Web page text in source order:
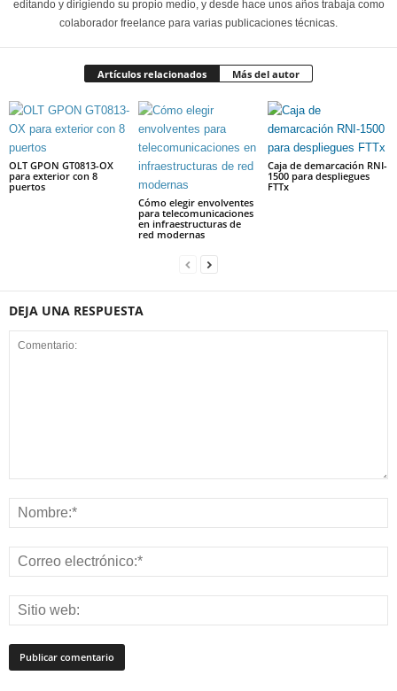
editando y dirigiendo su propio medio, y desde hace unos años trabaja como
colaborador freelance para varias publicaciones técnicas.
Artículos relacionados Más del autor
OLT GPON GT0813-OX
para exterior con 8
puertos
Cómo elegir envolventes
para telecomunicaciones
en infraestructuras de
red modernas
Caja de demarcación RNI-
1500 para despliegues
FTTx
DEJA UNA RESPUESTA